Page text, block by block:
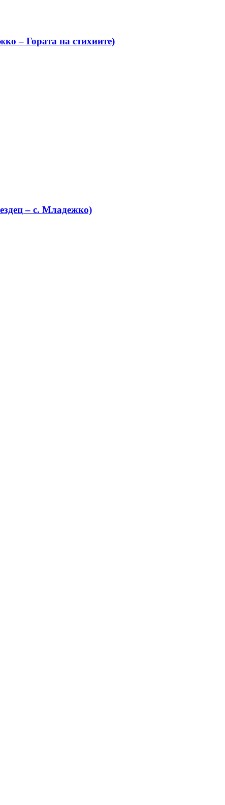
– Гората на стихиите)
– с. Младежко)